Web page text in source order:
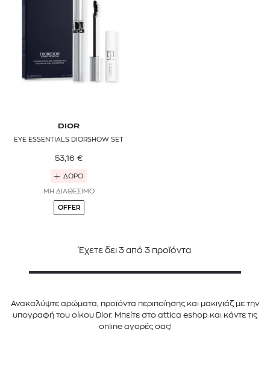
DIOR
EYE ESSENTIALS DIORSHOW SET
53,16 €
ΔΩΡΟ
ΜΗ ΔΙΑΘΕΣΙΜΟ
OFFER
Έχετε δει 3 από 3 προϊόντα
Ανακαλύψτε αρώματα, προϊόντα περιποίησης και μακιγιάζ με την
υπογραφή του οίκου Dior. Μπείτε στο attica eshop και κάντε τις
online αγορές σας!